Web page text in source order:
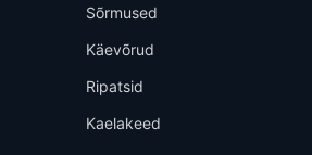
Sõrmused
Käevõrud
Ripatsid
Kaelakeed